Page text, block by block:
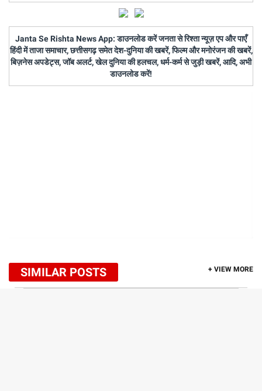
Janta Se Rishta News App: डाउनलोड करें जनता से रिश्ता न्यूज़ एप और पाएँ
हिंदी में ताजा समाचार, छत्तीसगढ़ समेत देश-दुनिया की खबरें, फिल्म और मनोरंजन की खबरें,
बिज़नेस अपडेट्स, जॉब अलर्ट, खेल दुनिया की हलचल, धर्म-कर्म से जुड़ी खबरें, आदि, अभी
डाउनलोड करें!
SIMILAR POSTS + VIEW MORE